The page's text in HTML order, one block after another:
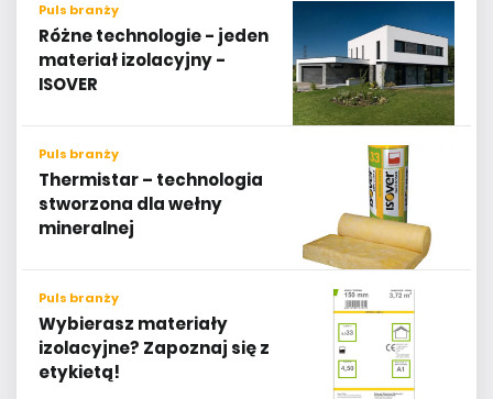
Puls branży
Różne technologie - jeden
materiał izolacyjny -
ISOVER
Puls branży
Thermistar – technologia
stworzona dla wełny
mineralnej
Puls branży
Wybierasz materiały
izolacyjne? Zapoznaj się z
etykietą!